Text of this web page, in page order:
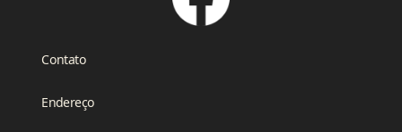
Contato
Endereço